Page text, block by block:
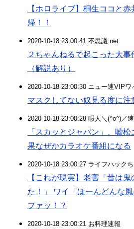
【ホロライブ】桐生ココと
帰！！
2020-10-18 23:00:41 不思議.net
２ちゃんねるで起こった大
（解説あり）
2020-10-18 23:00:30 ニュー速VIPワ
マスクしてない奴見る度に注
2020-10-18 23:00:28 暇人＼(^o^)／
「スカッとジャパン」、嘘
果なぜかカラオケ番組になる
2020-10-18 23:00:27 ライフハック
【これが現実】老害「昔は
た！」 ワイ「ほーんどんな
ファッ！？
2020-10-18 23:00:21 お料理速報